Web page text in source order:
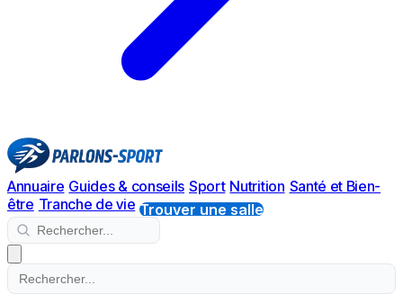
Annuaire Guides & conseils Sport Nutrition Santé et Bien-
être Tranche de vie Trouver une salle